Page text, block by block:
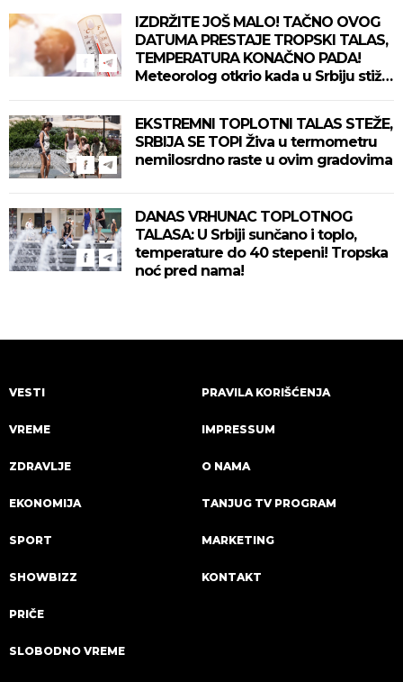
IZDRŽITE JOŠ MALO! TAČNO OVOG
DATUMA PRESTAJE TROPSKI TALAS,
TEMPERATURA KONAČNO PADA!
Meteorolog otkrio kada u Srbiju stiže
EKSTREMNI TOPLOTNI TALAS STEŽE,
SRBIJA SE TOPI Živa u termometru
nemilosrdno raste u ovim gradovima
DANAS VRHUNAC TOPLOTNOG
TALASA: U Srbiji sunčano i toplo,
temperature do 40 stepeni! Tropska
noć pred nama!
VESTI
VREME
ZDRAVLJE
EKONOMIJA
SPORT
SHOWBIZZ
PRIČE
SLOBODNO VREME
PRAVILA KORIŠĆENJA
IMPRESSUM
O NAMA
TANJUG TV PROGRAM
MARKETING
KONTAKT